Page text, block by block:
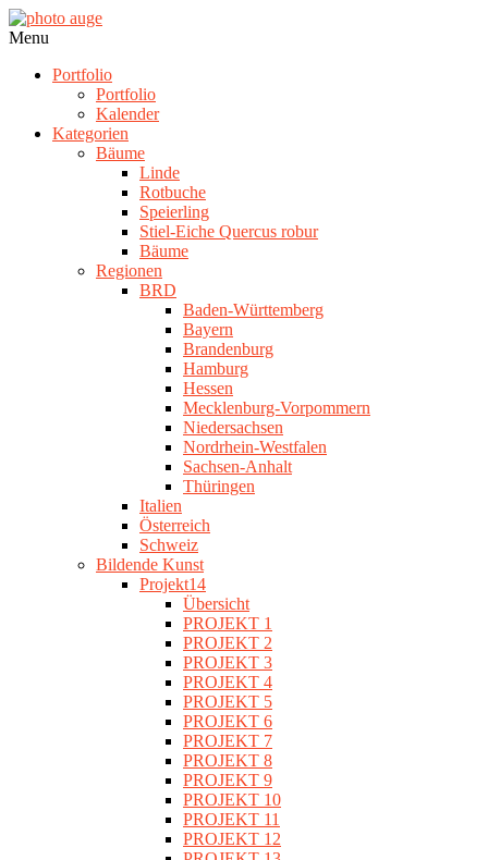
Skip
to
photo
Navigation
Menu
Portfolio
Portfolio
Kalender
Kategorien
Bäume
Linde
Rotbuche
Speierling
Stiel-Eiche Quercus robur
Bäume
Regionen
BRD
Baden-Württemberg
Bayern
Brandenburg
Hamburg
Hessen
Mecklenburg-Vorpommern
Niedersachsen
Nordrhein-Westfalen
Sachsen-Anhalt
Thüringen
Italien
Österreich
Schweiz
Bildende Kunst
Projekt14
Übersicht
PROJEKT 1
PROJEKT 2
PROJEKT 3
PROJEKT 4
PROJEKT 5
PROJEKT 6
PROJEKT 7
PROJEKT 8
PROJEKT 9
PROJEKT 10
PROJEKT 11
PROJEKT 12